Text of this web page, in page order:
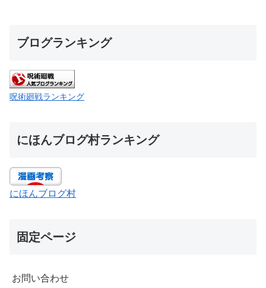
ブログランキング
呪術廻戦ランキング
にほんブログ村ランキング
にほんブログ村
固定ページ
お問い合わせ